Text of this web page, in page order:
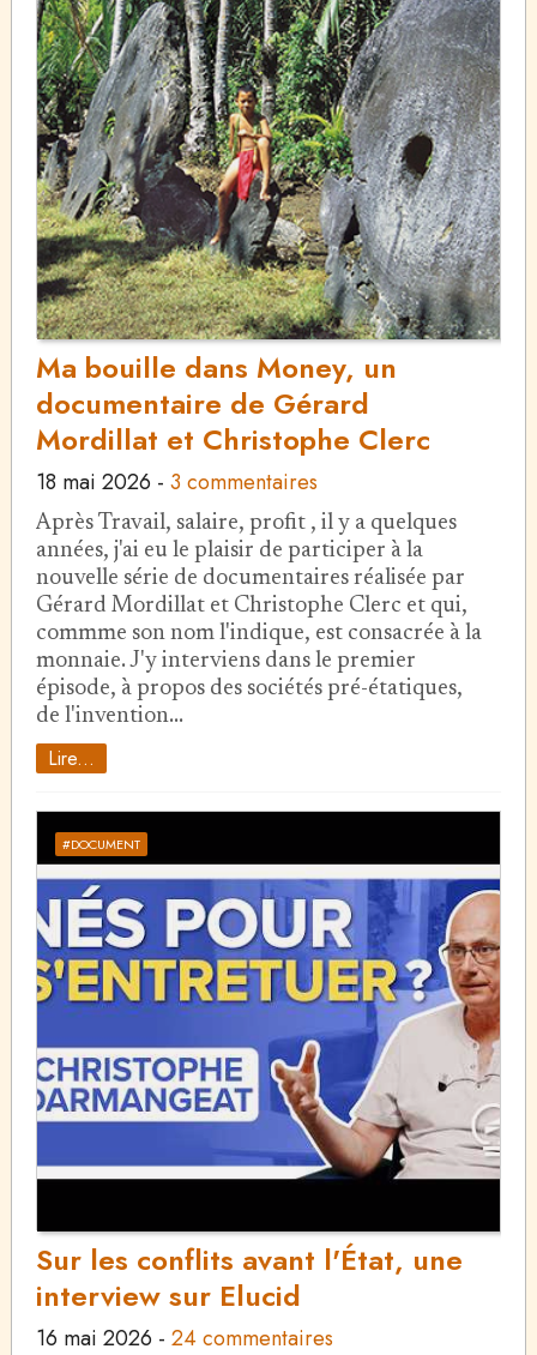
Ma bouille dans Money, un
documentaire de Gérard
Mordillat et Christophe Clerc
18 mai 2026 - 3 commentaires
Après Travail, salaire, profit , il y a quelques
années, j'ai eu le plaisir de participer à la
nouvelle série de documentaires réalisée par
Gérard Mordillat et Christophe Clerc et qui,
commme son nom l'indique, est consacrée à la
monnaie. J'y interviens dans le premier
épisode, à propos des sociétés pré-étatiques,
de l'invention…
Lire...
#DOCUMENT
Sur les conflits avant l'État, une
interview sur Elucid
16 mai 2026 - 24 commentaires